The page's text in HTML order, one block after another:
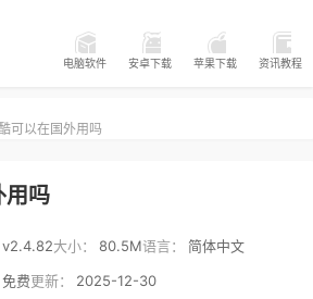
电脑软件 安卓下载 苹果下载 资讯教程
可以在国外用吗
用吗
v2.4.82大小： 80.5M语言：
简体中文
免费更新： 2025-12-30